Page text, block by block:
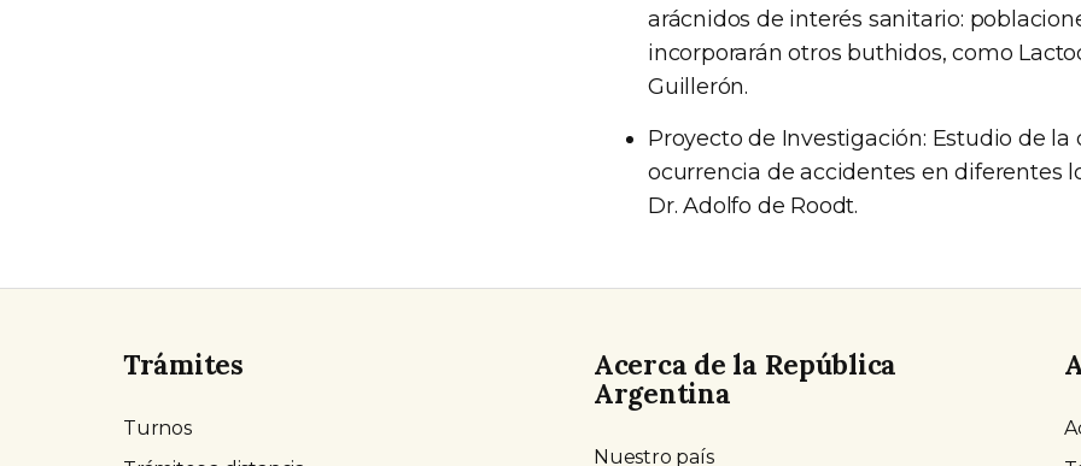
arácnidos de interés sanitario:
incorporarán otros buthidos, como
Guillerón.
Proyecto de Investigación: Estudio de
ocurrencia de accidentes en diferentes
Dr. Adolfo de Roodt.
Trámites
Turnos
Acerca de la República
Argentina
Nuestro país